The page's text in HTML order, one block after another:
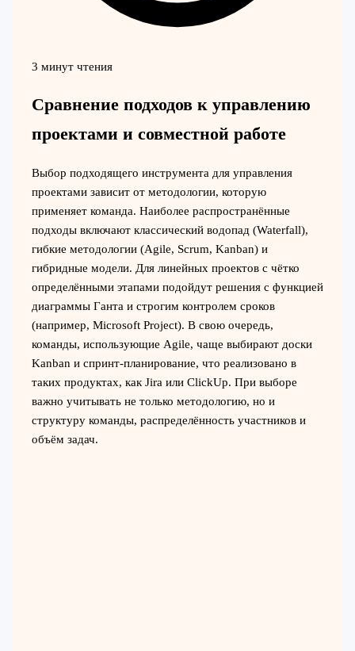
3 минут чтения
Сравнение подходов к управлению
проектами и совместной работе
Выбор подходящего инструмента для управления
проектами зависит от методологии, которую
применяет команда. Наиболее распространённые
подходы включают классический водопад (Waterfall),
гибкие методологии (Agile, Scrum, Kanban) и
гибридные модели. Для линейных проектов с чётко
определёнными этапами подойдут решения с функцией
диаграммы Ганта и строгим контролем сроков
(например, Microsoft Project). В свою очередь,
команды, использующие Agile, чаще выбирают доски
Kanban и спринт-планирование, что реализовано в
таких продуктах, как Jira или ClickUp. При выборе
важно учитывать не только методологию, но и
структуру команды, распределённость участников и
объём задач.